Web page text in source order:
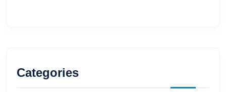
Categories